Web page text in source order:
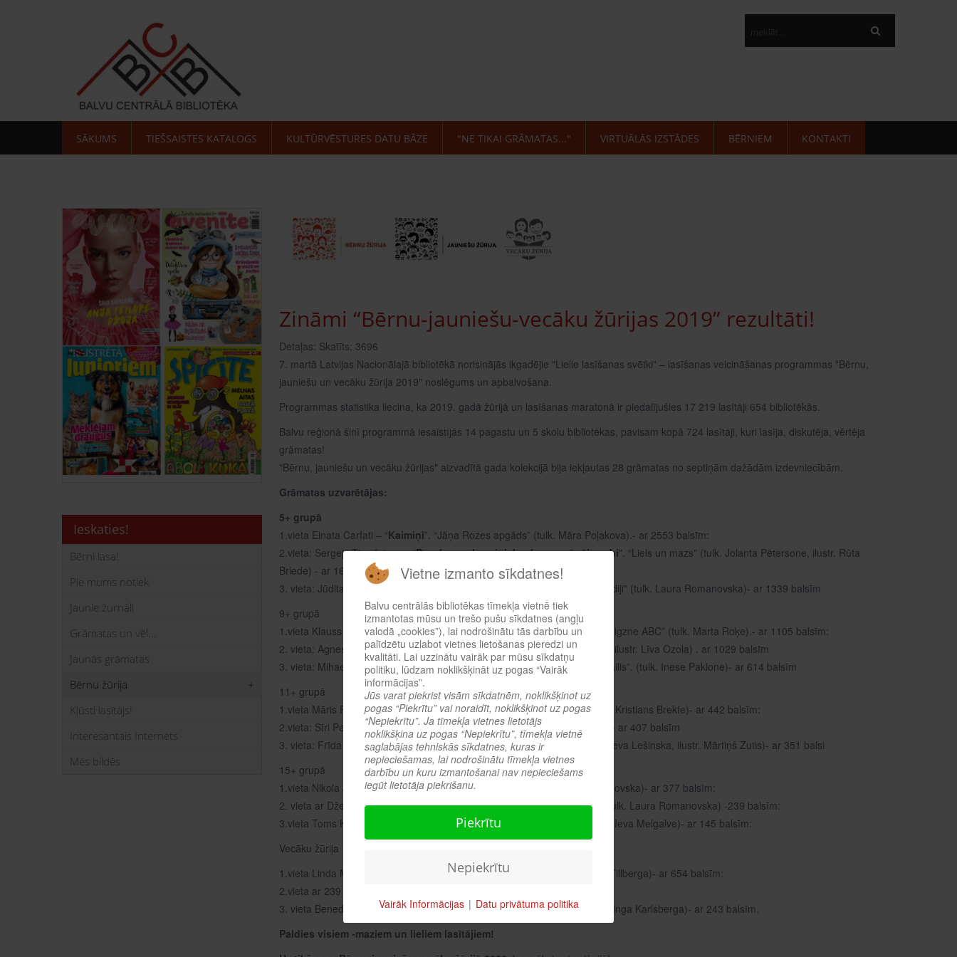
SĀKUMS TIEŠSAISTES KATALOGS KULTŪRVĒSTURES DATU BĀZE "NE TIKAI GRĀMATAS..." VIRTUĀLĀS IZSTĀDES BĒRNIEM KONTAKTI
Ieskaties!
Bērni lasa!
Pie mums notiek
Jaunie žurnāli
Grāmatas un vēl...
Jaunās grāmatas
Bērnu žūrija
Kļūsti lasītājs!
Interesantais Internets
Mēs bildēs
Zināmi “Bērnu-jauniešu-vecāku žūrijas 2019” rezultāti!
Detaļas: Skatīts: 3696
7. martā Latvijas Nacionālajā bibliotēkā norisinājās ikgadējie "Lielie lasīšanas svētki" – lasīšanas veicināšanas programmas "Bērnu,
jauniešu un vecāku žūrija 2019" noslēgums un apbalvošana.
Programmas statistika liecina, ka 2019. gadā žūrijā un lasīšanas maratonā ir piedalījušies 17 219 lasītāji 654 bibliotēkās.
Balvu reģionā šinī programmā iesaistījās 14 pagastu un 5 skolu bibliotēkas, pavisam kopā 724 lasītāji, kuri lasīja, diskutēja, vērtēja
grāmatas!
"Bērnu, jauniešu un vecāku žūrijas" aizvadītā gada kolekcijā bija iekļautas 28 grāmatas no septiņām dažādām izdevniecībām.
Grāmatas uzvarētājas:
5+ grupā
1.vieta Einata Carfati – “Kaimiņi”. “Jāņa Rozes apgāds” (tulk. Māra Poļakova).- ar 2553 balsīm:
2.vieta: Sergejs Timofejevs – “Pasaka par bruņinieku, kuram sāpēja zobi”. “Liels un mazs” (tulk. Jolanta Pētersone, ilustr. Rūta
Briede) - ar 1647 balsīm.
3. vieta: Jūdita Kopena, Marja Meijere – “
”. “Latvijas Mediji” (tulk. Laura Romanovska)- ar 1339 balsīm
9+ grupā
1.vieta Klauss Hāgerups – “Meitene, kas gribēja izglābt grāmatas
”. “Zvaigzne ABC” (tulk. Marta Roķe).- ar 1105 balsīm:
2. vieta: Agnese Vanaga – “Plastmasas huligāni”. “Jāņa Rozes apgāds” (ilustr. Līva Ozola) . ar 1029 balsīm
3. vieta: Mihaels de Koks – “Rozija un Musa, meitene un zēns”. “Pētergailis”. (tulk. Inese Paklone)- ar 614 balsīm
11+ grupā
1.vieta Māris Rungulis – “ Trīs nāves Mārtiņdienā”. “Liels un mazs” (ilustr. Kristians Brekte)- ar 442 balsīm:
2.vieta: Sīri Petešena – “Burbulis”. “Latvijas Mediji” (tulk. Māra Valpētere)- ar 407 balsīm
3. vieta: Frīda Nilsone – “Ledusjūras pirāti”. “Jāņa Rozes apgāds” (tulk. Ieva Lešinska, ilustr. Mārtiņš Zutis)- ar 351 balsi
15+ grupā
1.vieta Nikola Jūna – “Viss, itin viss”. “Zvaigzne ABC” (tulk. Laura Romanovska)- ar 377 balsīm:
2. vieta ar Dženifera Nivena –“Mūsu spožās dienas”. “Zvaigzne ABC” (tulk. Laura Romanovska) -239 balsīm:
3.vieta Toms Kreicbergs – “
Havanas kaķu karalis
”. “Zvaigzne ABC” (tulk. Ieva Melgalve)- ar 145 balsīm:
Vecāku žūrija
1.vieta Linda Malelija Hanta – “
Zivs kokā”. “Zvaigzne ABC” (tulk. Katrīna Tillberga)- ar 654 balsīm:
2.vieta ar 239 balsīm: Andris Akmentiņš – “
3. vieta Benedikts Velss – “Vientulības gals”. “Jāņa Rozes apgāds” (tulk. Inga Karlsberga)- ar 243 balsīm.
Paldies visiem -maziem un lieliem lasītājiem!
Vietne izmanto sīkdatnes!
Balvu centrālās bibliotēkas tīmekļa vietnē tiek
izmantotas mūsu un trešo pušu sīkdatnes (angļu
valodā „cookies”), lai nodrošinātu tās darbību un
palīdzētu uzlabot vietnes lietošanas pieredzi un
kvalitāti. Lai uzzinātu vairāk par mūsu sīkdatņu
politiku, lūdzam noklikšķināt uz pogas “Vairāk
informācijas”.
Jūs varat piekrist visām sīkdatnēm, noklikšķinot uz
pogas “Piekrītu” vai noraidīt, noklikšķinot uz pogas
“Nepiekrītu”. Ja tīmekļa vietnes lietotājs
noklikšķina uz pogas “Nepiekrītu”, tīmekļa vietnē
saglabājas tehniskās sīkdatnes, kuras ir
nepieciešamas, lai nodrošinātu tīmekļa vietnes
darbību un kuru izmantošanai nav nepieciešams
iegūt lietotāja piekrišanu.
Piekrītu
Nepiekrītu
Vairāk Informācijas | Datu privātuma politika